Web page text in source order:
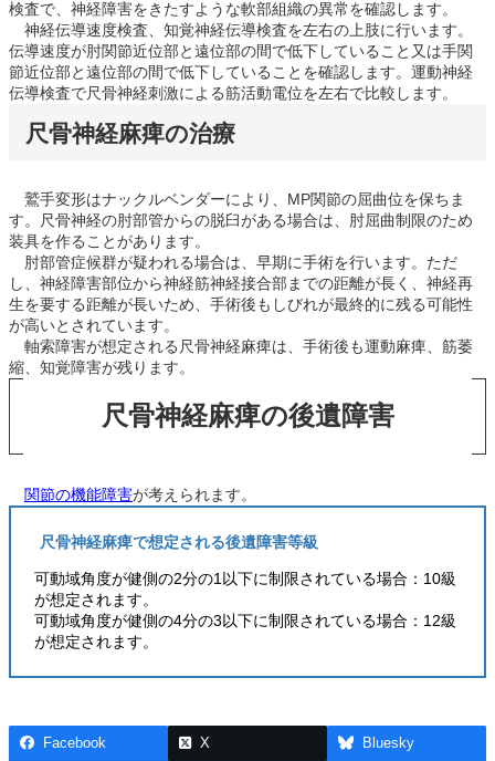
検査で、神経障害をきたすような軟部組織の異常を確認します。
神経伝導速度検査、知覚神経伝導検査を左右の上肢に行います。
伝導速度が肘関節近位部と遠位部の間で低下していること又は手関
節近位部と遠位部の間で低下していることを確認します。運動神経
伝導検査で尺骨神経刺激による筋活動電位を左右で比較します。
尺骨神経麻痺の治療
鷲手変形はナックルベンダーにより、MP関節の屈曲位を保ちま
す。尺骨神経の肘部管からの脱臼がある場合は、肘屈曲制限のため
装具を作ることがあります。
肘部管症候群が疑われる場合は、早期に手術を行います。ただ
し、神経障害部位から神経筋神経接合部までの距離が長く、神経再
生を要する距離が長いため、手術後もしびれが最終的に残る可能性
が高いとされています。
軸索障害が想定される尺骨神経麻痺は、手術後も運動麻痺、筋萎
縮、知覚障害が残ります。
尺骨神経麻痺の後遺障害
関節の機能障害が考えられます。
尺骨神経麻痺で想定される後遺障害等級
可動域角度が健側の2分の1以下に制限されている場合：10級
が想定されます。
可動域角度が健側の4分の3以下に制限されている場合：12級
が想定されます。
Facebook X Bluesky